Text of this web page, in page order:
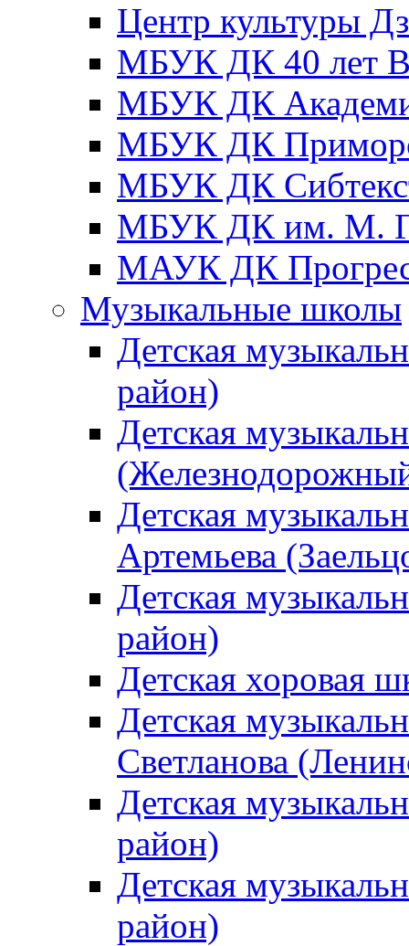
Центр культуры
МБУК ДК 40 лет
МБУК ДК
МБУК ДК
МБУК ДК
МБУК ДК им. М.
МАУК ДК
Музыкальные школы
Детская
район)
Детская
Детская
Артемьева
Детская
район)
Детская хоровая
Детская
Светланова
Детская
район)
Детская
район)